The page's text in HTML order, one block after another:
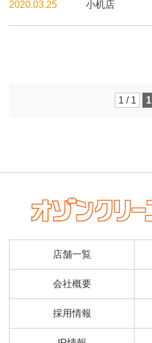
2020.03.25 小机店
1 / 1 1
店舗一覧
会社概要
採用情報